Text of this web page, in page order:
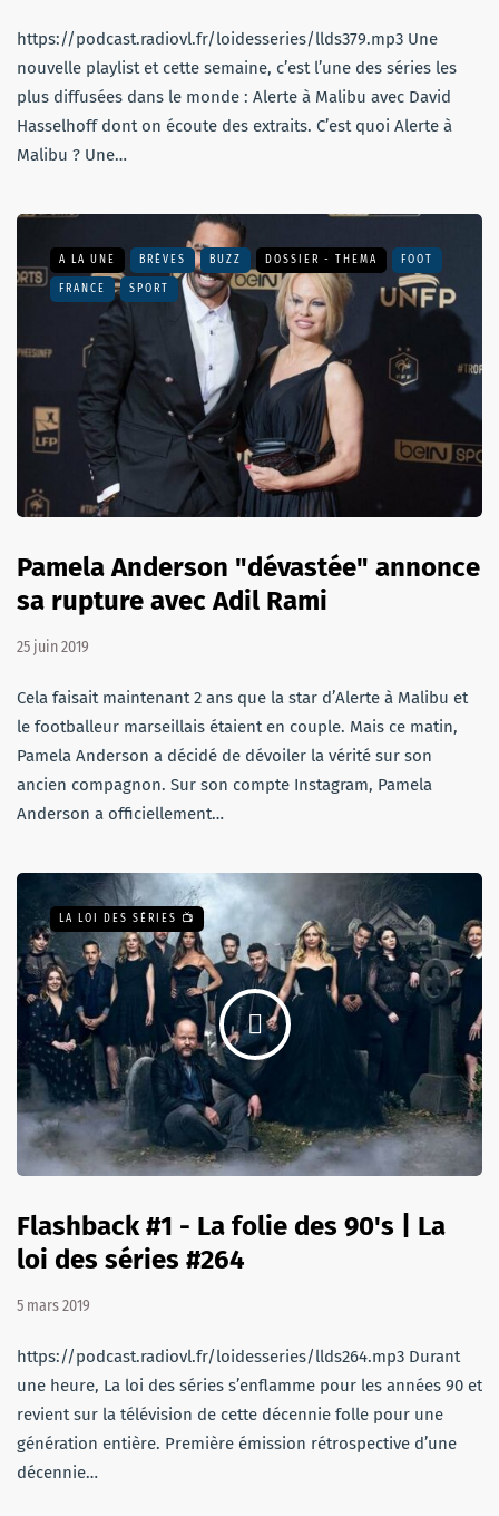
https://podcast.radiovl.fr/loidesseries/llds379.mp3 Une
nouvelle playlist et cette semaine, c’est l’une des séries les
plus diffusées dans le monde : Alerte à Malibu avec David
Hasselhoff dont on écoute des extraits. C’est quoi Alerte à
Malibu ? Une…
A LA UNE BRÈVES BUZZ DOSSIER - THEMA FOOT
FRANCE SPORT
Pamela Anderson "dévastée" annonce
sa rupture avec Adil Rami
25 juin 2019
Cela faisait maintenant 2 ans que la star d’Alerte à Malibu et
le footballeur marseillais étaient en couple. Mais ce matin,
Pamela Anderson a décidé de dévoiler la vérité sur son
ancien compagnon. Sur son compte Instagram, Pamela
Anderson a officiellement…
LA LOI DES SÉRIES 📺
Flashback #1 - La folie des 90's | La
loi des séries #264
5 mars 2019
https://podcast.radiovl.fr/loidesseries/llds264.mp3 Durant
une heure, La loi des séries s’enflamme pour les années 90 et
revient sur la télévision de cette décennie folle pour une
génération entière. Première émission rétrospective d’une
décennie…